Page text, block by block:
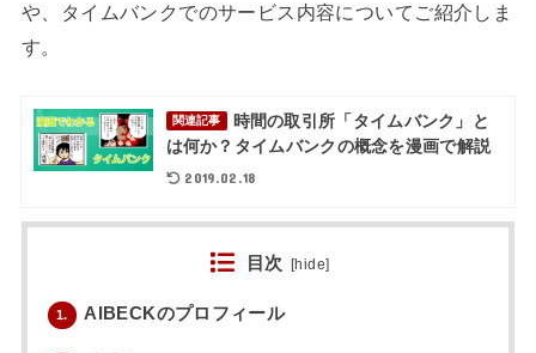
や、タイムバンクでのサービス内容についてご紹介しま
す。
関連記事
時間の取引所「タイムバンク」と
は何か？タイムバンクの概念を漫画で解説
2019.02.18
目次 [hide]
1. AIBECKのプロフィール